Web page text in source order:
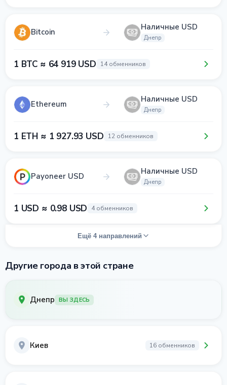
Bitcoin Наличные USD
Днепр
1 BTC ≈ 64 919 USD 14 обменников
Ethereum Наличные USD
Днепр
1 ETH ≈ 1 927.93 USD 12 обменников
Payoneer USD Наличные USD
Днепр
1 USD ≈ 0.98 USD 4 обменников
Ещё 4 направлений
Другие города в этой стране
Днепр ВЫ ЗДЕСЬ
Киев 16 обменников